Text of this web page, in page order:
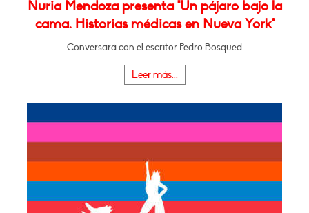
Nuria Mendoza presenta "Un pájaro bajo la
cama. Historias médicas en Nueva York"
Conversará con el escritor Pedro Bosqued
Leer más...